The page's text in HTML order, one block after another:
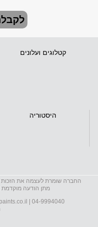
קטלוגים ועלונים
היסטוריה
החברה שומרת לעצמה את הזכות
מתן הודעה
04-9994040
|